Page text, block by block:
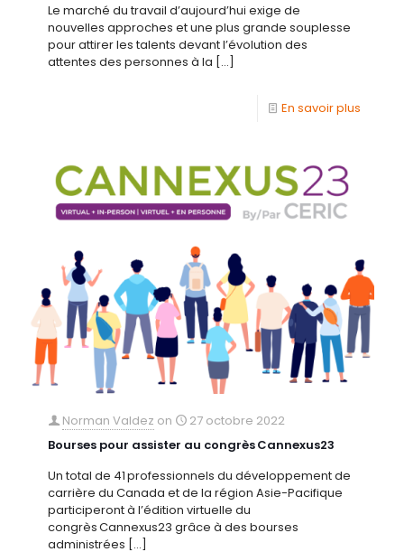
Le marché du travail d’aujourd’hui exige de
nouvelles approches et une plus grande souplesse
pour attirer les talents devant l’évolution des
attentes des personnes à la […]
En savoir plus
Norman Valdez on
27 octobre 2022
Bourses pour assister au congrès Cannexus23
Un total de 41 professionnels du développement de
carrière du Canada et de la région Asie-Pacifique
participeront à l’édition virtuelle du
congrès Cannexus23 grâce à des bourses
administrées […]